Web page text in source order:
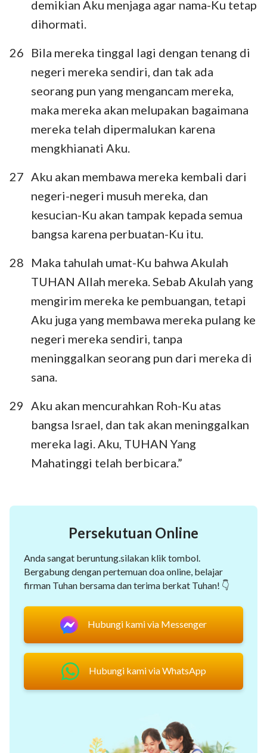
demikian Aku menjaga agar nama-Ku tetap
dihormati.
26
Bila mereka tinggal lagi dengan tenang di
negeri mereka sendiri, dan tak ada
seorang pun yang mengancam mereka,
maka mereka akan melupakan bagaimana
mereka telah dipermalukan karena
mengkhianati Aku.
27 Aku akan membawa mereka kembali dari
negeri-negeri musuh mereka, dan
kesucian-Ku akan tampak kepada semua
bangsa karena perbuatan-Ku itu.
28
Maka tahulah umat-Ku bahwa Akulah
TUHAN Allah mereka. Sebab Akulah yang
mengirim mereka ke pembuangan, tetapi
Aku juga yang membawa mereka pulang ke
negeri mereka sendiri, tanpa
meninggalkan seorang pun dari mereka di
sana.
29
Aku akan mencurahkan Roh-Ku atas
bangsa Israel, dan tak akan meninggalkan
mereka lagi. Aku, TUHAN Yang
Mahatinggi telah berbicara.”
Persekutuan Online
Anda sangat beruntung.silakan klik tombol.
Bergabung dengan pertemuan doa online, belajar
firman Tuhan bersama dan terima berkat Tuhan! 👇
Hubungi kami via Messenger
Hubungi kami via WhatsApp